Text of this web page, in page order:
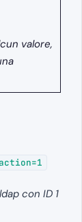
valore,
con ID 1